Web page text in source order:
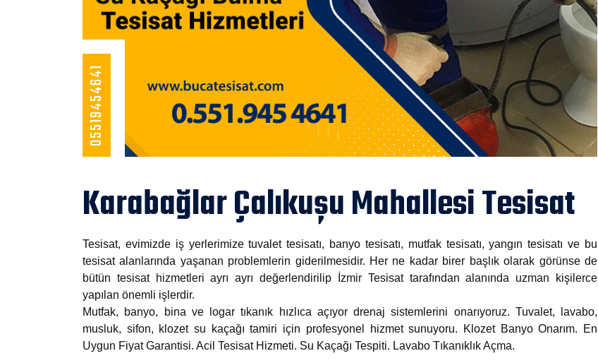
05519454641
Karabağlar Çalıkuşu Mahallesi Tesisat
Tesisat, evimizde iş yerlerimize tuvalet tesisatı, banyo tesisatı, mutfak tesisatı, yangın tesisatı ve bu
tesisat alanlarında yaşanan problemlerin giderilmesidir. Her ne kadar birer başlık olarak görünse de
bütün tesisat hizmetleri ayrı ayrı değerlendirilip İzmir Tesisat tarafından alanında uzman kişilerce
yapılan önemli işlerdir.
Mutfak, banyo, bina ve logar tıkanık hızlıca açıyor drenaj sistemlerini onarıyoruz. Tuvalet, lavabo,
musluk, sifon, klozet su kaçağı tamiri için profesyonel hizmet sunuyoru. Klozet Banyo Onarım. En
Uygun Fiyat Garantisi. Acil Tesisat Hizmeti. Su Kaçağı Tespiti. Lavabo Tıkanıklık Açma.